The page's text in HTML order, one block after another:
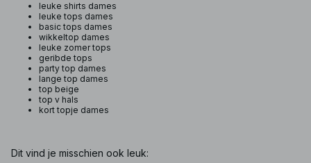
leuke shirts dames
leuke tops dames
basic tops dames
wikkeltop dames
leuke zomer tops
geribde tops
party top dames
lange top dames
top beige
top v hals
kort topje dames
Dit vind je misschien ook leuk: